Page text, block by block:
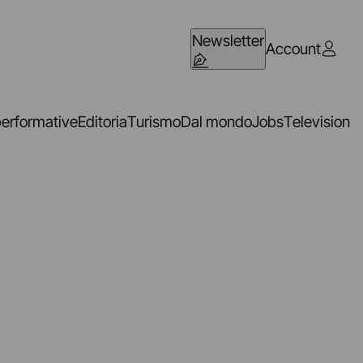
NewsletterAccount
EditoriaTurismoDal mondoJobsTelevision